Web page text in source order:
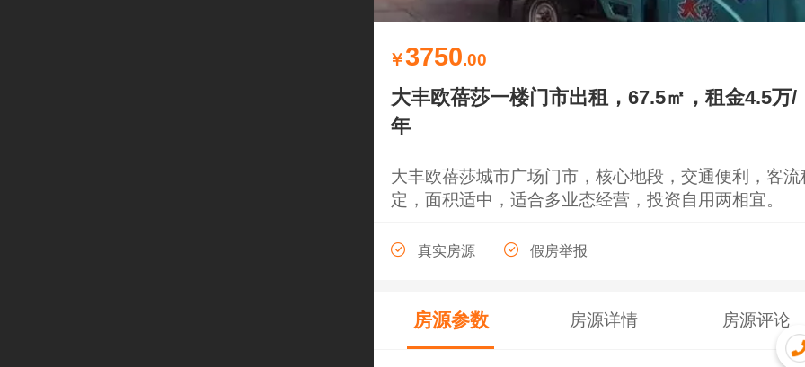
￥3750.00
大丰欧蓓莎一楼门市出租，67.5㎡，租金4.5万/
年
大丰欧蓓莎城市广场门市，核心地段，交通便利，客流
定，面积适中，适合多业态经营，投资自用两相宜。
真实房源 假房举报
房源参数 房源详情 房源评论